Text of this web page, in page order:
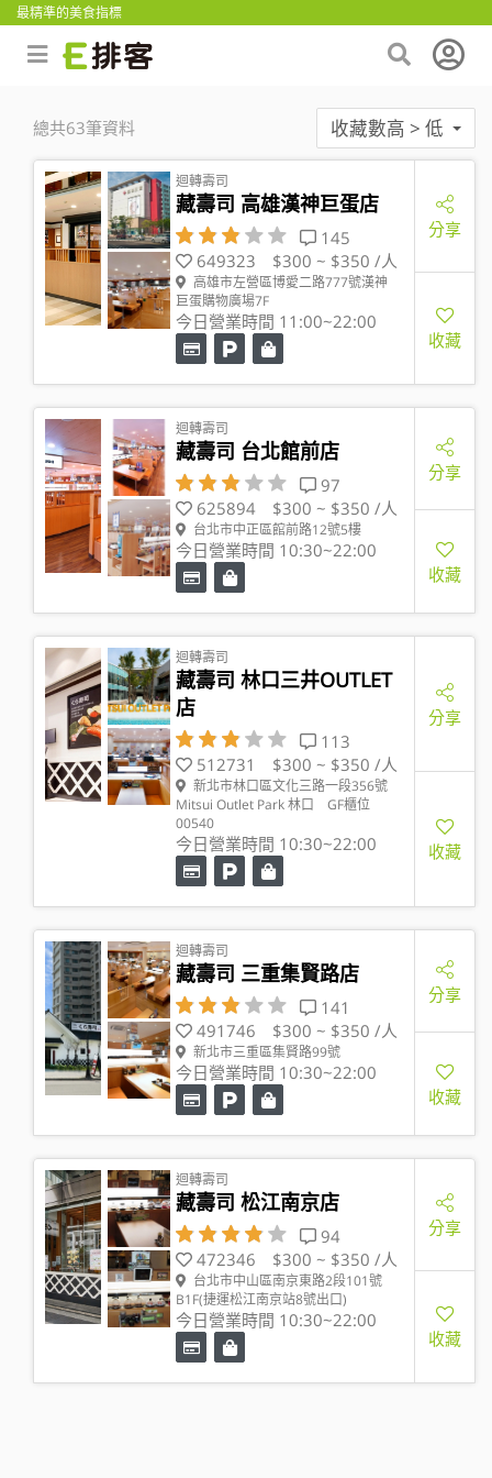
最精準的美食指標
總共63筆資料 收藏數高 > 低
迴轉壽司
藏壽司 高雄漢神巨蛋店
145
649323
$300 ~ $350 /人
高雄市左營區博愛二路777號漢神
巨蛋購物廣場7F
今日營業時間 11:00~22:00
分享
收藏
迴轉壽司
藏壽司 台北館前店
97
625894
$300 ~ $350 /人
台北市中正區館前路12號5樓
今日營業時間 10:30~22:00
分享
收藏
迴轉壽司
藏壽司 林口三井OUTLET
店
113
512731
$300 ~ $350 /人
新北市林口區文化三路一段356號
Mitsui Outlet Park 林口 GF櫃位
00540
今日營業時間 10:30~22:00
分享
收藏
迴轉壽司
藏壽司 三重集賢路店
141
491746
$300 ~ $350 /人
新北市三重區集賢路99號
今日營業時間 10:30~22:00
分享
收藏
迴轉壽司
藏壽司 松江南京店
94
472346
$300 ~ $350 /人
台北市中山區南京東路2段101號
B1F(捷運松江南京站8號出口)
今日營業時間 10:30~22:00
分享
收藏